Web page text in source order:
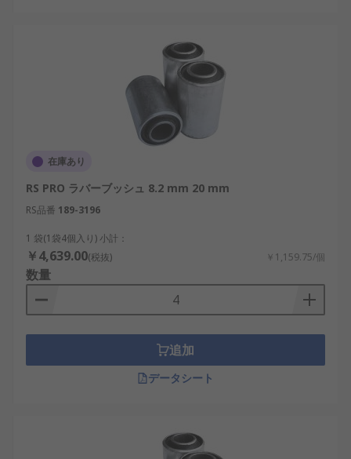
在庫あり
RS PRO ラバーブッシュ 8.2 mm 20 mm
RS品番 189-3196
1 袋(1袋4個入り) 小計：
￥4,639.00(税抜) ￥1,159.75/個
数量
追加
データシート